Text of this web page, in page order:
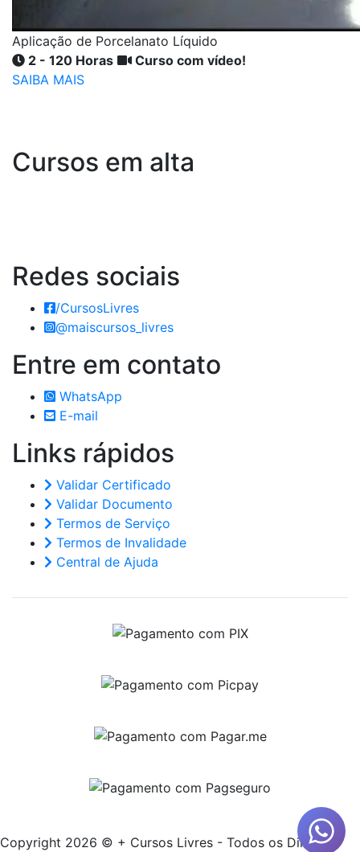
Aplicação de Porcelanato Líquido
2 - 120 Horas
Curso com vídeo!
SAIBA MAIS
Cursos em alta
Redes sociais
/CursosLivres
@maiscursos_livres
Entre em contato
WhatsApp
E-mail
Links rápidos
Validar Certificado
Validar Documento
Termos de Serviço
Termos de Invalidade
Central de Ajuda
Copyright 2026 © + Cursos Livres - Todos os Direitos